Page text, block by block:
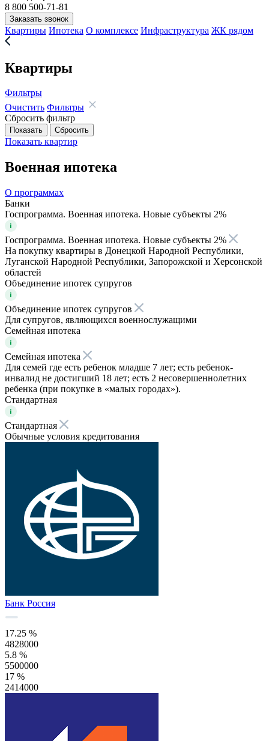
8 800 500-71-81
Заказать звонок
Квартиры Ипотека О комплексе Инфраструктура ЖК рядом
Квартиры
Фильтры
Очистить Фильтры
Сбросить фильтр
Показать квартир
Военная ипотека
О программах
Банки
Госпрограмма. Военная ипотека. Новые субъекты 2%
Госпрограмма. Военная ипотека. Новые субъекты 2%
На покупку квартиры в Донецкой Народной Республики,
Луганской Народной Республики, Запорожской и Херсонской
областей
Объединение ипотек супругов
Объединение ипотек супругов
Для супругов, являющихся военнослужащими
Семейная ипотека
Семейная ипотека
Для семей где есть ребенок младше 7 лет; есть ребенок-
инвалид не достигший 18 лет; есть 2 несовершеннолетних
ребенка (при покупке в «малых городах»).
Стандартная
Стандартная
Обычные условия кредитования
Банк Россия
17.25 %
4828000
5.8 %
5500000
17 %
2414000